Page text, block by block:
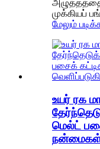
முக்கியப்
மேலும்
உயர் ரக
மெல்ட்
நன்மைகள்